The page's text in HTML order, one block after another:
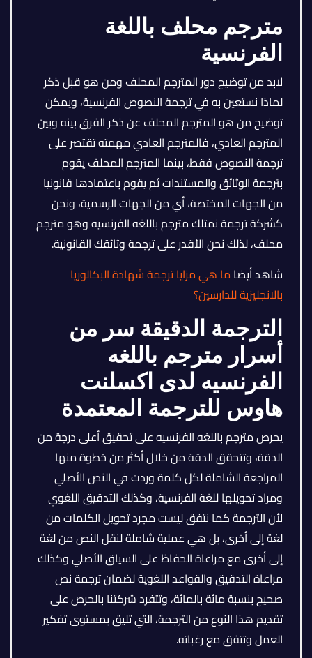
مترجم محلف باللغة
الفرنسية
لابد من توضيح دور المترجم المحلف ومن هو قبل ذكر
لماذا نستعين به في ترجمة النصوص الفرنسية، ويمكن
توضيح من هو المترجم المحلف عن ذكر الفرق بينه وبين
المترجم العادي، فالمترجم العادي مهمته تقتصر على
ترجمة النصوص فقط، بينما المترجم المحلف يقوم
بترجمة الوثائق والمستندات ثم يقوم باعتمادها قانونيا
من الجهات المختصة، أي من الجهات الرسمية، ونحن
كشركة ترجمة نمتلك مترجم باللغه الفرنسيه وهو مترجم
محلف، لذلك نحن الأقدر على ترجمة وثائقك القانونية.
شاهد أيضا ما هي مزايا ترجمة شهادة البكالوريا
بالانجليزية للدارسين؟
الترجمة الدقيقة سر من
أسرار مترجم باللغه
الفرنسيه لدى اكسلنت
هاوس للترجمة المعتمدة
يحرص مترجم باللغه الفرنسيه على تحقيق أعلى درجة من
الدقة، وتتحقق الدقة من خلال أكثر من خطوة منها
المراجعة الشاملة لكل كلمة وردت في النص الأصلي
ومراد تحويلها للغة الفرنسية، وكذلك التدقيق اللغوي
لأن الترجمة كما نتفق ليست مجرد تحويل الكلمات من
لغة إلى أخرى، بل هي عملية شاملة لنقل النص من لغة
إلى أخرى مع مراعاة الحفاظ على السياق الأصلي وكذلك
مراعاة التدقيق والقواعد اللغوية لضمان ترجمة نص
صحيح بنسبة مائة بالمائة، وتتفرد شركتنا بالحرص على
تقديم هذا النوع من الترجمة، التي تليق بمستوى تفكير
العمل وتتفق مع رغباته.